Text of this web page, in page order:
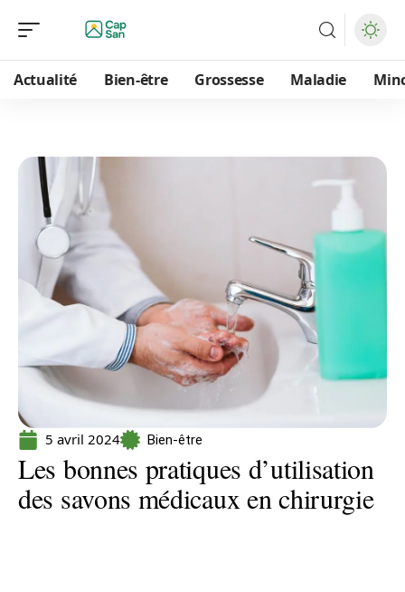
Actualité Bien-être Grossesse Maladie
5 avril 2024 Bien-être
Les bonnes pratiques d’utilisation
des savons médicaux en chirurgie